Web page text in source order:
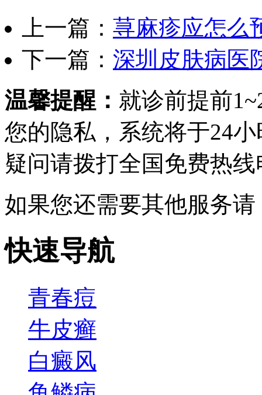
上一篇： 荨麻疹应怎么
下一篇： 深圳皮肤病医
温馨提醒： 就诊前提前
您的隐私，系统将于24
疑问请拨打全国免费热线
如果您还需要其他服务
快速导航
青春痘
牛皮癣
白癜风